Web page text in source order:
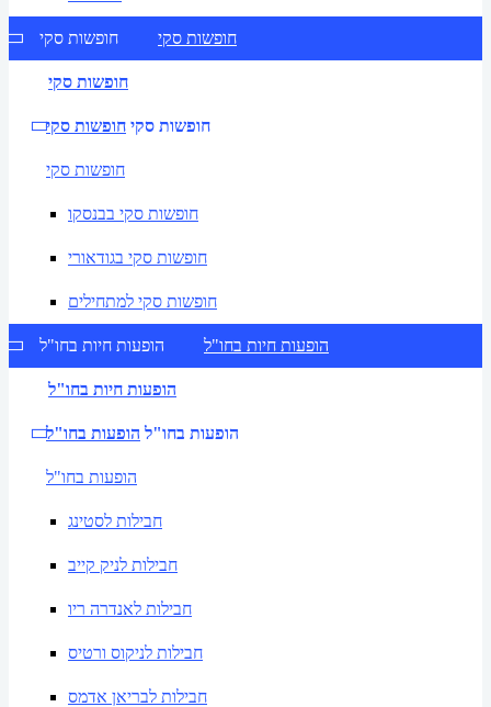
חופשות סקי חופשות סקי
חופשות סקי
חופשות סקי חופשות סקי
חופשות סקי
חופשות סקי בבנסקו
חופשות סקי בגודאורי
חופשות סקי למתחילים
הופעות חיות בחו"ל הופעות חיות בחו"ל
הופעות חיות בחו"ל
הופעות בחו"ל הופעות בחו"ל
הופעות בחו"ל
חבילות לסטינג
חבילות לניק קייב
חבילות לאנדרה ריו
חבילות לניקוס ורטיס
חבילות לבריאן אדמס